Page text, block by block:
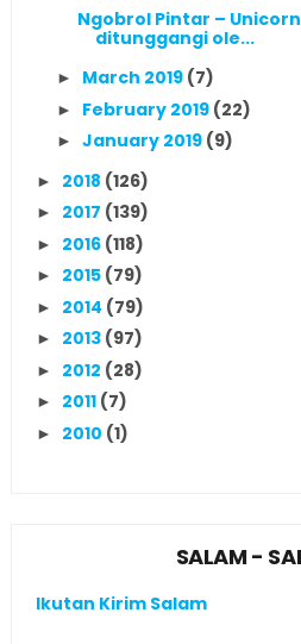
Ngobrol Pintar –
ditunggangi ole...
► March 2019 (7)
► February 2019 (22)
► January 2019 (9)
► 2018 (126)
► 2017 (139)
► 2016 (118)
► 2015 (79)
► 2014 (79)
► 2013 (97)
► 2012 (28)
► 2011 (7)
► 2010 (1)
SALAM -
Ikutan Kirim Salam